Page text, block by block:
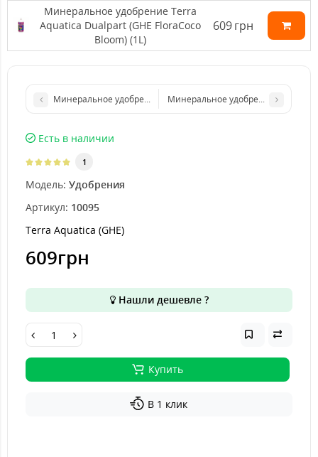
Минеральное удобрение Terra
Aquatica Dualpart (GHE FloraCoco
Bloom) (1L)
609грн
Минеральное удобрение Terra Aquatica Dualpart (GHE
Минеральное удобрение Terra
Есть в наличии
1
Модель: Удобрения
Артикул: 10095
Terra Aquatica (GHE)
609грн
Нашли дешевле ?
Купить
В 1 клик